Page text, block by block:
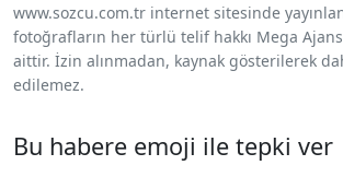
www.sozcu.com.tr internet sitesinde
fotoğrafların her türlü telif hakkı Mega Ajans
aittir. İzin alınmadan, kaynak gösterilerek
edilemez.
Bu habere emoji ile tepki ver